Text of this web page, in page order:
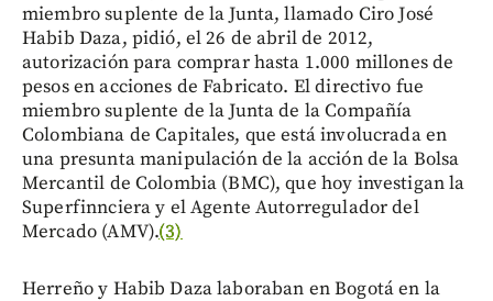
miembro suplente de la Junta, llamado Ciro José
Habib Daza, pidió, el 26 de abril de 2012,
autorización para comprar hasta 1.000 millones de
pesos en acciones de Fabricato. El directivo fue
miembro suplente de la Junta de la Compañía
Colombiana de Capitales, que está involucrada en
una presunta manipulación de la acción de la Bolsa
Mercantil de Colombia (BMC), que hoy investigan la
Superfinnciera y el Agente Autorregulador del
Mercado (AMV).(3)
Herreño y Habib Daza laboraban en Bogotá en la